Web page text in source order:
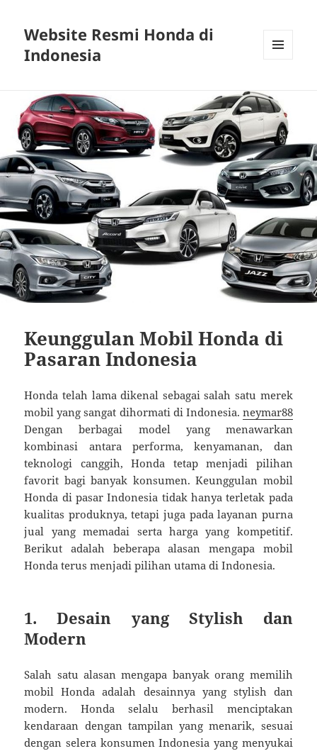
Website Resmi Honda di
Indonesia
Keunggulan Mobil Honda di
Pasaran Indonesia
Honda telah lama dikenal sebagai salah satu merek
mobil yang sangat dihormati di Indonesia. neymar88
Dengan berbagai model yang menawarkan
kombinasi antara performa, kenyamanan, dan
teknologi canggih, Honda tetap menjadi pilihan
favorit bagi banyak konsumen. Keunggulan mobil
Honda di pasar Indonesia tidak hanya terletak pada
kualitas produknya, tetapi juga pada layanan purna
jual yang memadai serta harga yang kompetitif.
Berikut adalah beberapa alasan mengapa mobil
Honda terus menjadi pilihan utama di Indonesia.
1. Desain yang Stylish dan
Modern
Salah satu alasan mengapa banyak orang memilih
mobil Honda adalah desainnya yang stylish dan
modern. Honda selalu berhasil menciptakan
kendaraan dengan tampilan yang menarik, sesuai
dengan selera konsumen Indonesia yang menyukai